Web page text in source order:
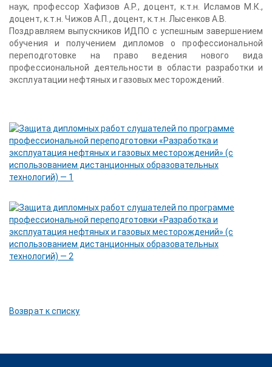
наук, профессор Хафизов А.Р., доцент, к.т.н. Исламов М.К.,
доцент, к.т.н. Чижов А.П., доцент, к.т.н. Лысенков А.В.
Поздравляем выпускников ИДПО с успешным завершением
обучения и получением дипломов о профессиональной
переподготовке на право ведения нового вида
профессиональной деятельности в области разработки и
эксплуатации нефтяных и газовых месторождений.
Возврат к списку